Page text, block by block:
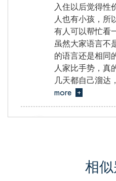
入住以后觉得性
人也有小孩，所
有人可以帮忙看
虽然大家语言不
的语言还是相同
人家比手势，真
几天都自己溜达
more
+
Yuan , from
相